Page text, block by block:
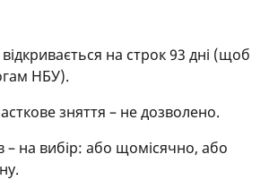
на строк 93 дні (щоб
НБУ).
зняття – не дозволено.
– на вибір: або щомісячно, або